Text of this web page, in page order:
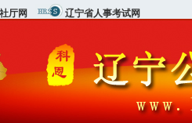
厅网 辽宁省人事考试网